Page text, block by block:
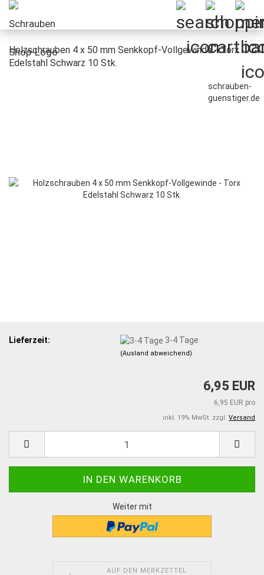
Holzschrauben 4 x 50 mm Senkkopf-Vollgewinde - Torx
Edelstahl Schwarz 10 Stk.
schrauben-
guenstiger.de
Lieferzeit: 3-4 Tage
(Ausland abweichend)
6,95 EUR
6,95 EUR pro
inkl. 19% MwSt. zzgl. Versand
Weiter mit
AUF DEN MERKZETTEL